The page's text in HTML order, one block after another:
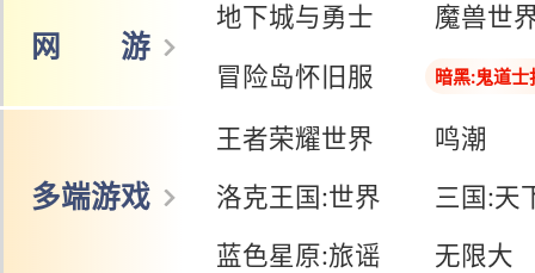
网 游
地下城与勇士
魔兽世
冒险岛怀旧服
暗黑:鬼道士
多端游戏
王者荣耀世界
鸣潮
洛克王国:世界
三国:天
蓝色星原:旅谣
无限大